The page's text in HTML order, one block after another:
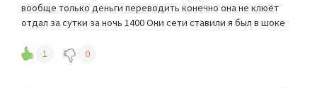
вообще только деньги переводить конечно она не клюёт
отдал за сутки за ночь 1400 Они сети ставили я был в шоке
1 0